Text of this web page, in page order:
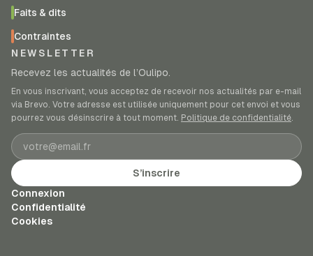
Faits & dits
Contraintes
NEWSLETTER
Recevez les actualités de l’Oulipo.
En vous inscrivant, vous acceptez de recevoir nos actualités par e-mail
via Brevo. Votre adresse est utilisée uniquement pour cet envoi et vous
pourrez vous désinscrire à tout moment. Politique de confidentialité.
Adresse e-mail
S’inscrire
Connexion
Confidentialité
Cookies